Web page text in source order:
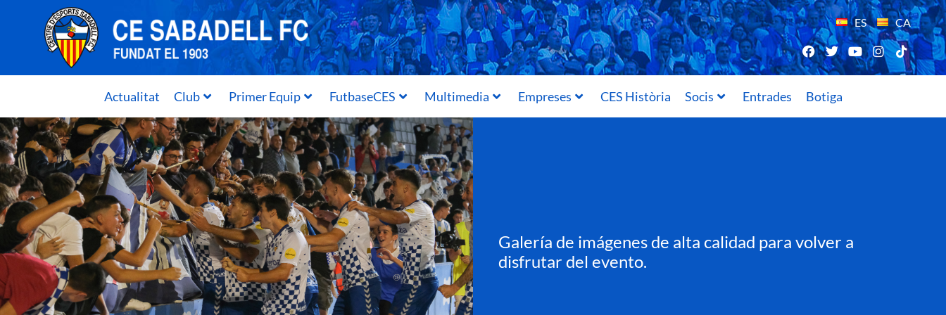
ES CA
Actualitat Club Primer Equip FutbaseCES Multimedia Empreses CES Història Socis Entrades Botiga
Galería de imágenes de alta calidad para volver a
disfrutar del evento.